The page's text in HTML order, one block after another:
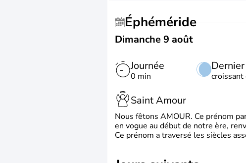
Éphéméride
Dimanche 9 août
Journée
0 min
Dernier
croissant
Saint Amour
Nous fêtons AMOUR. Ce prénom
en vogue au début de notre ère,
Ce prénom a traversé les siècles